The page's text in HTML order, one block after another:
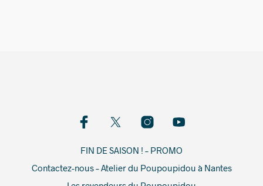
FIN DE SAISON ! – PROMO
Contactez-nous – Atelier du Poupoupidou à Nantes